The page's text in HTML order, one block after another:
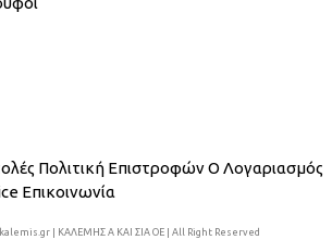
Πολιτική ΕπιστροφώνΟ Λογαριασμός
Επικοινωνία
| ΚΑΛΕΜΗΣ Α ΚΑΙ ΣΙΑ ΟΕ | All Right Reserved